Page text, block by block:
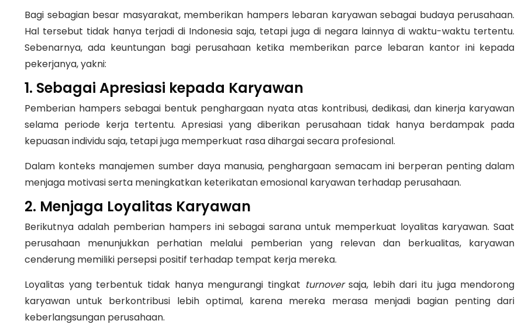
Bagi sebagian besar masyarakat, memberikan hampers lebaran karyawan sebagai budaya perusahaan.
Hal tersebut tidak hanya terjadi di Indonesia saja, tetapi juga di negara lainnya di waktu-waktu tertentu.
Sebenarnya, ada keuntungan bagi perusahaan ketika memberikan parce lebaran kantor ini kepada
pekerjanya, yakni:
1. Sebagai Apresiasi kepada Karyawan
Pemberian hampers sebagai bentuk penghargaan nyata atas kontribusi, dedikasi, dan kinerja karyawan
selama periode kerja tertentu. Apresiasi yang diberikan perusahaan tidak hanya berdampak pada
kepuasan individu saja, tetapi juga memperkuat rasa dihargai secara profesional.
Dalam konteks manajemen sumber daya manusia, penghargaan semacam ini berperan penting dalam
menjaga motivasi serta meningkatkan keterikatan emosional karyawan terhadap perusahaan.
2. Menjaga Loyalitas Karyawan
Berikutnya adalah pemberian hampers ini sebagai sarana untuk memperkuat loyalitas karyawan. Saat
perusahaan menunjukkan perhatian melalui pemberian yang relevan dan berkualitas, karyawan
cenderung memiliki persepsi positif terhadap tempat kerja mereka.
Loyalitas yang terbentuk tidak hanya mengurangi tingkat turnoversaja, lebih dari itu juga mendorong
karyawan untuk berkontribusi lebih optimal, karena mereka merasa menjadi bagian penting dari
keberlangsungan perusahaan.